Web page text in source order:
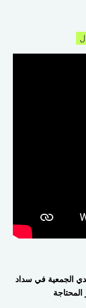
الجمعية في سداد
المحتاجة